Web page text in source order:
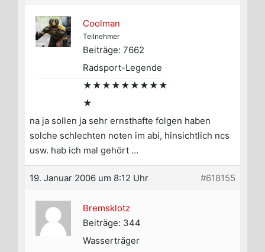
Coolman
Teilnehmer
Beiträge: 7662
Radsport-Legende
★★★★★★★★★
★
na ja sollen ja sehr ernsthafte folgen haben
solche schlechten noten im abi, hinsichtlich ncs
usw. hab ich mal gehört …
19. Januar 2006 um 8:12 Uhr #618155
Bremsklotz
Beiträge: 344
Wasserträger